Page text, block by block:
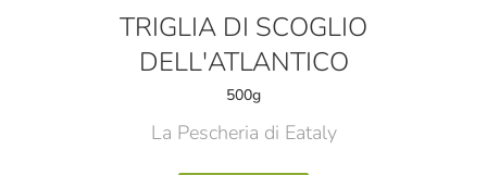
TRIGLIA DI SCOGLIO
DELL'ATLANTICO
500g
La Pescheria di Eataly